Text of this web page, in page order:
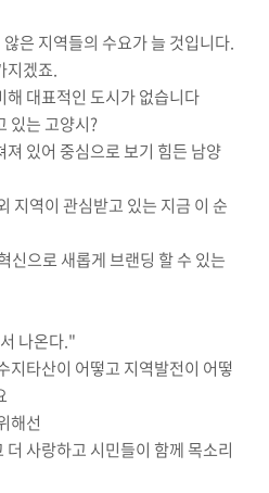
은 지역들의 수요가 늘 것입니다.
지겠죠.
대표적인 도시가 없습니다
있는 고양시?
있어 중심으로 보기 힘든 남양
지역이 관심받고 있는 지금 이 순
신으로 새롭게 브랜딩 할 수 있는
나온다."
지타산이 어떻고 지역발전이 어떻
해선
사랑하고 시민들이 함께 목소리